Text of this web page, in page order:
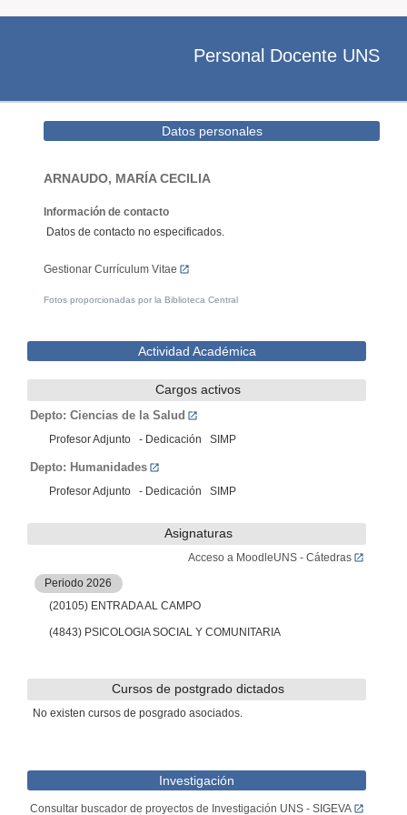
Personal Docente UNS
Datos personales
ARNAUDO, MARÍA CECILIA
Información de contacto
Datos de contacto no especificados.
Gestionar Currículum Vitae
Fotos proporcionadas por la Biblioteca Central
Actividad Académica
Cargos activos
Depto: Ciencias de la Salud
Profesor Adjunto - Dedicación SIMP
Depto: Humanidades
Profesor Adjunto - Dedicación SIMP
Asignaturas
Acceso a MoodleUNS - Cátedras
Periodo 2026
(20105) ENTRADA AL CAMPO
(4843) PSICOLOGIA SOCIAL Y COMUNITARIA
Cursos de postgrado dictados
No existen cursos de posgrado asociados.
Investigación
Consultar buscador de proyectos de Investigación UNS - SIGEVA